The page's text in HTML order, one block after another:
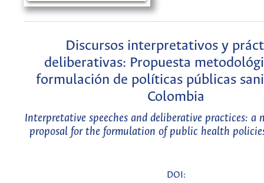
Discursos interpretativos y
deliberativas: Propuesta
formulación de políticas públicas
Colombia
Interpretative speeches and deliberative practices: a
proposal for the formulation of public health
DOI: